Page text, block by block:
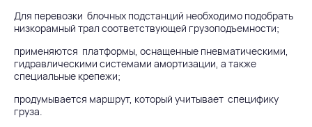
Для перевозки блочных подстанций необходимо подобрать
низкорамный трал соответствующей грузоподъемности;
применяются платформы, оснащенные пневматическими,
гидравлическими системами амортизации, а также
специальные крепежи;
продумывается маршрут, который учитывает специфику
груза.